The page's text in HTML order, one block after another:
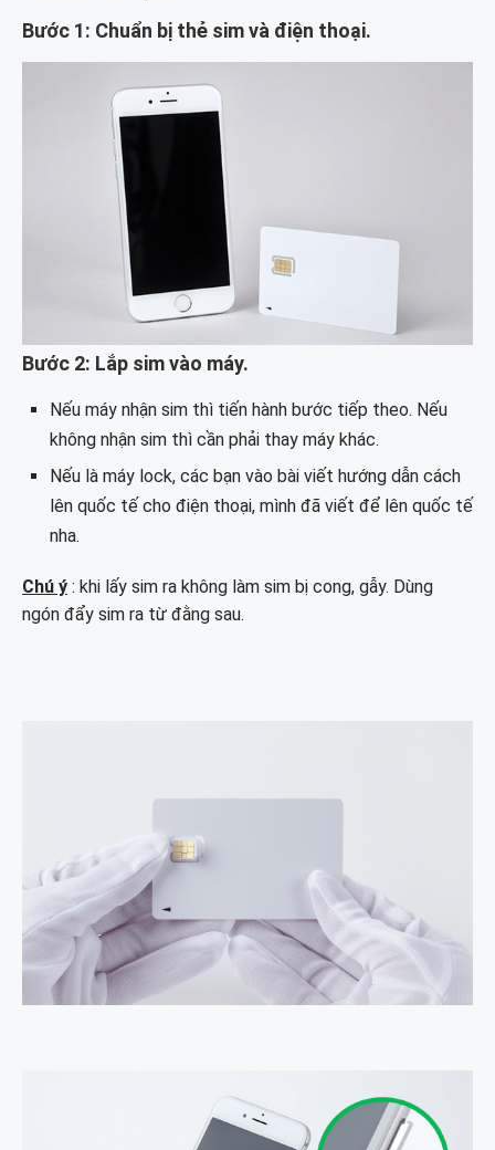
Bước 1: Chuẩn bị thẻ sim và điện thoại.
Bước 2: Lắp sim vào máy.
Nếu máy nhận sim thì tiến hành bước tiếp theo. Nếu
không nhận sim thì cần phải thay máy khác.
Nếu là máy lock, các bạn vào bài viết hướng dẫn cách
lên quốc tế cho điện thoại, mình đã viết để lên quốc tế
nha.
Chú ý : khi lấy sim ra không làm sim bị cong, gẫy. Dùng
ngón đẩy sim ra từ đằng sau.